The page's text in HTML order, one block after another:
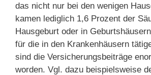
das nicht nur bei den wenigen
kamen lediglich 1,6 Prozent der
Hausgeburt oder in
für die in den Krankenhäusern
sind die Versicherungsbeiträge
worden. Vgl. dazu beispielsweise